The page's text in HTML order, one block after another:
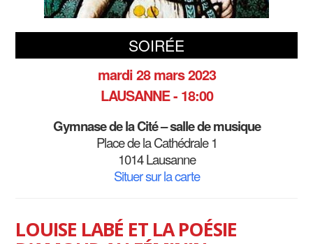
SOIRÉE
mardi 28 mars 2023
LAUSANNE - 18:00
Gymnase de la Cité – salle de musique
Place de la Cathédrale 1
1014 Lausanne
Situer sur la carte
LOUISE LABÉ ET LA POÉSIE